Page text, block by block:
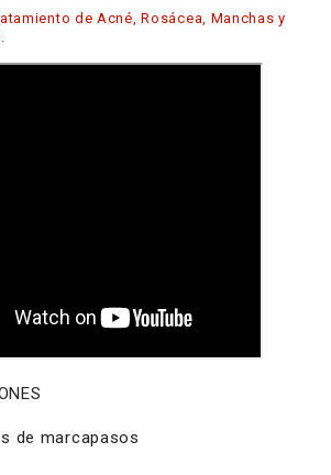
de Acné, Rosácea, Manchas y
de marcapasos